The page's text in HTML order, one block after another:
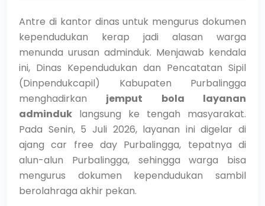
Antre di kantor dinas untuk mengurus dokumen
kependudukan kerap jadi alasan warga
menunda urusan adminduk. Menjawab kendala
ini, Dinas Kependudukan dan Pencatatan Sipil
(Dinpendukcapil) Kabupaten Purbalingga
menghadirkan jemput bola layanan
adminduk langsung ke tengah masyarakat.
Pada Senin, 5 Juli 2026, layanan ini digelar di
ajang car free day Purbalingga, tepatnya di
alun-alun Purbalingga, sehingga warga bisa
mengurus dokumen kependudukan sambil
berolahraga akhir pekan.